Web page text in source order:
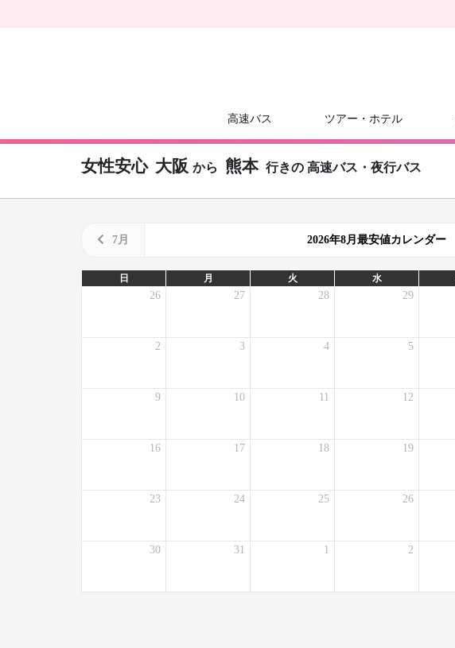
高速バス ツアー・ホテル
女性安心 大阪 から 熊本 行きの 高速バス・夜行バス
7月 2026年8月最安値カレンダー
日 月 火 水
26 27 28 29
2 3 4 5
9 10 11 12
16 17 18 19
23 24 25 26
30 31 1 2